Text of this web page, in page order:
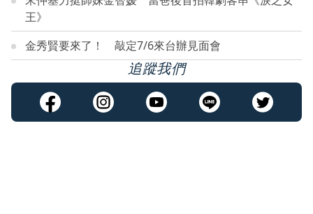
王》
金秀賢要來了！ 敲定7/6來台辦見面會
追蹤我們